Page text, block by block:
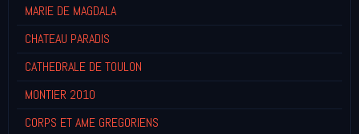
MARIE DE MAGDALA
CHATEAU PARADIS
CATHEDRALE DE TOULON
MONTIER 2010
CORPS ET AME GREGORIENS